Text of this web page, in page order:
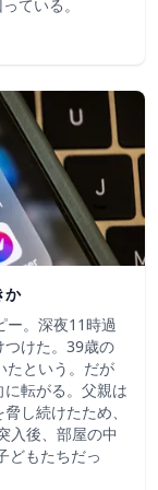
ている。
か
ー。深夜11時過
つけた。39歳の
たという。だが
転がる。父親は
し続けたため、
入後、部屋の中
どもたちだっ